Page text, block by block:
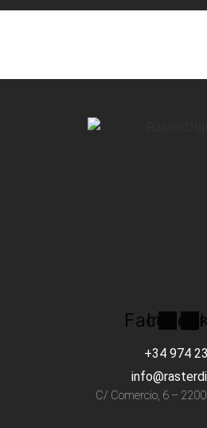
+34 974
C/ Comercio, 6 –